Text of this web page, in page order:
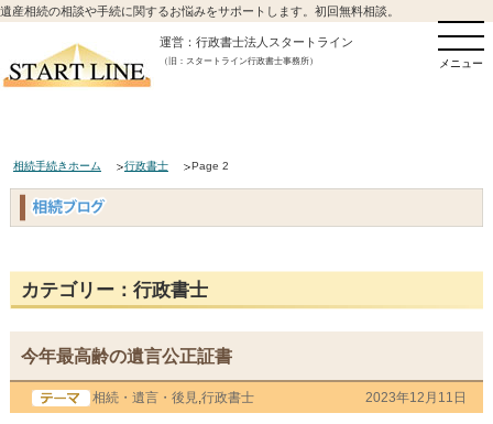
遺産相続の相談や手続に関するお悩みをサポートします。初回無料相談。
運営：行政書士法人スタートライン
（旧：スタートライン行政書士事務所） メニュー
相続手続きホーム 行政書士 Page 2
カテゴリー：行政書士
今年最高齢の遺言公正証書
相続・遺言・後見,行政書士 2023年12月11日